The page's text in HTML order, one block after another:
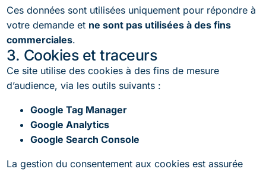
Ces données sont utilisées uniquement pour répondre à
votre demande et ne sont pas utilisées à des fins
commerciales.
3. Cookies et traceurs
Ce site utilise des cookies à des fins de mesure
d’audience, via les outils suivants :
Google Tag Manager
Google Analytics
Google Search Console
La gestion du consentement aux cookies est assurée